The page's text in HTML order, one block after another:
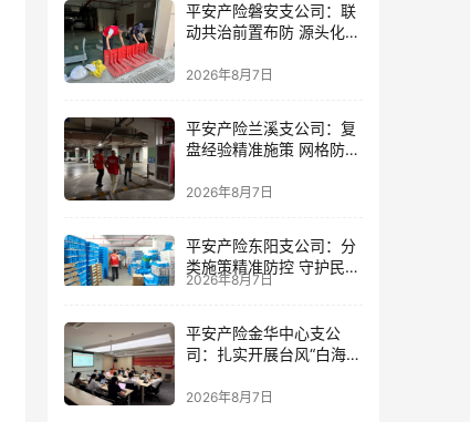
平安产险磐安支公司：联
动共治前置布防 源头化解
2026年8月7日
平安产险兰溪支公司：复
盘经验精准施策 网格防控
2026年8月7日
平安产险东阳支公司：分
类施策精准防控 守护民生
民企安全
2026年8月7日
平安产险金华中心支公
司：扎实开展台风“白海
2026年8月7日